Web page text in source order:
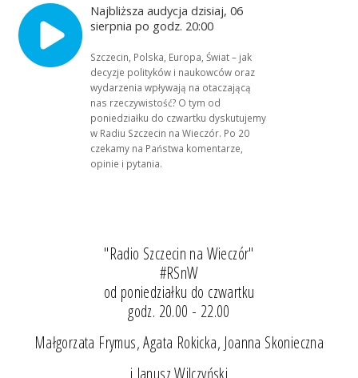
Najbliższa audycja dzisiaj, 06
sierpnia po godz. 20:00
Szczecin, Polska, Europa, Świat – jak
decyzje polityków i naukowców oraz
wydarzenia wpływają na otaczającą
nas rzeczywistość? O tym od
poniedziałku do czwartku dyskutujemy
w Radiu Szczecin na Wieczór. Po 20
czekamy na Państwa komentarze,
opinie i pytania.
"Radio Szczecin na Wieczór"
#RSnW
od poniedziałku do czwartku
godz. 20.00 - 22.00
Małgorzata Frymus, Agata Rokicka, Joanna Skonieczna